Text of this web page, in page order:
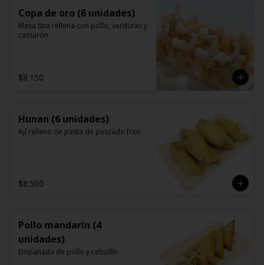
Copa de oro (6 unidades)
Masa fina rellena con pollo, verduras y
camarón
$8.150
Hunan (6 unidades)
Ají relleno de pasta de pescado frito
$8.500
Pollo mandarín (4
unidades)
Empanada de pollo y cebollín